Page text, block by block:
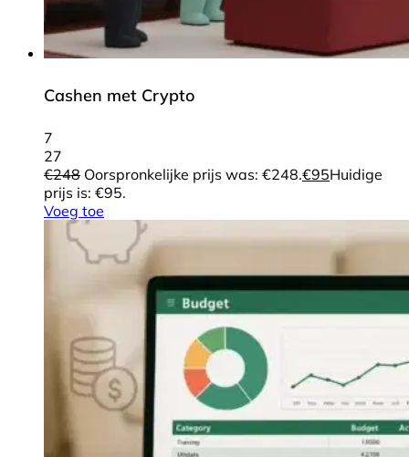
Cashen met Crypto
7
27
€248 Oorspronkelijke prijs was: €248.€95Huidige
prijs is: €95.
Voeg toe